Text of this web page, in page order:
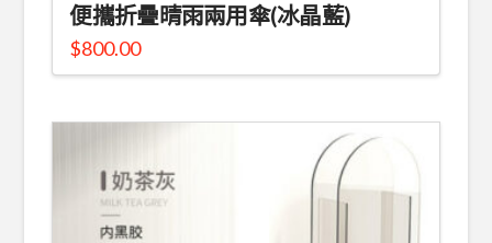
便攜折疊晴雨兩用傘(冰晶藍)
$800.00